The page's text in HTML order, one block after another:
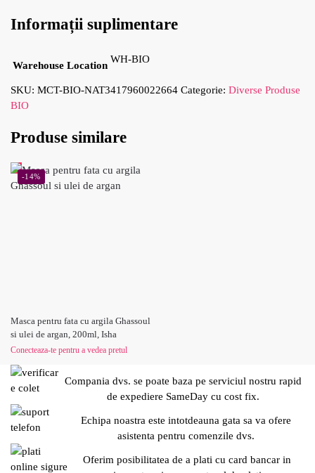
Informații suplimentare
Warehouse Location
WH-BIO
SKU: MCT-BIO-NAT3417960022664 Categorie: Diverse Produse
BIO
Produse similare
-14%
Masca pentru fata cu argila Ghassoul
si ulei de argan, 200ml, Isha
Conecteaza-te pentru a vedea pretul
Compania dvs. se poate baza pe serviciul nostru rapid
de expediere SameDay cu cost fix.
Echipa noastra este intotdeauna gata sa va ofere
asistenta pentru comenzile dvs.
Oferim posibilitatea de a plati cu card bancar in